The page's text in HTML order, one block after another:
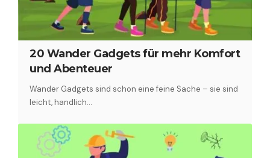
20 Wander Gadgets für mehr Komfort
und Abenteuer
Wander Gadgets sind schon eine feine Sache – sie sind
leicht, handlich…